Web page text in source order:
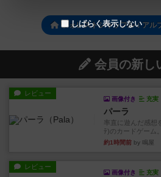
フォレストシャッフル：アル
会員の新し
レビュー
画像付き 充実
パーラ
率直に遊んだ感想
ﾃ)のカードゲーム
約1時間前 by 鳴屋
レビュー
画像付き 充実
しばらく表示しない